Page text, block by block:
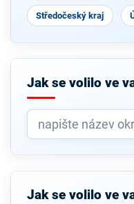
Středočeský kraj
Jak se volilo ve
Jak se volilo ve